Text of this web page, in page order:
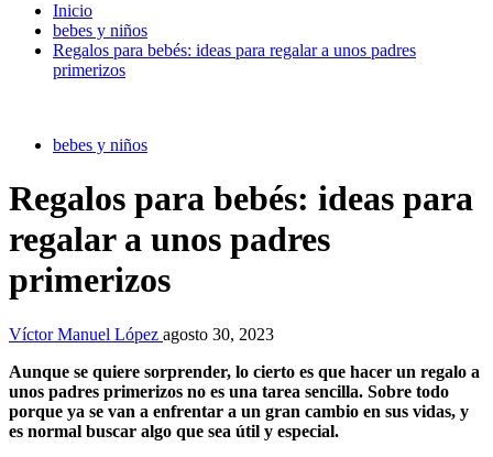
Inicio
bebes y niños
Regalos para bebés: ideas para regalar a unos padres
primerizos
bebes y niños
Regalos para bebés: ideas para
regalar a unos padres
primerizos
Víctor Manuel López agosto 30, 2023
Aunque se quiere sorprender, lo cierto es que hacer un regalo a
unos padres primerizos no es una tarea sencilla. Sobre todo
porque ya se van a enfrentar a un gran cambio en sus vidas, y
es normal buscar algo que sea útil y especial.